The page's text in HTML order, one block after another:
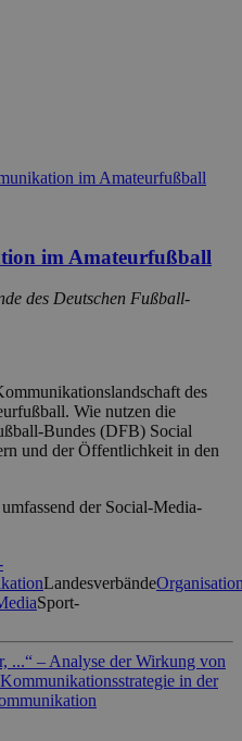
im Amateurfußball
des Deutschen Fußball-
des
Wie nutzen die
Bundes (DFB) Social
und der Öffentlichkeit in den
der Social-Media-
Landesverbände
Sport-